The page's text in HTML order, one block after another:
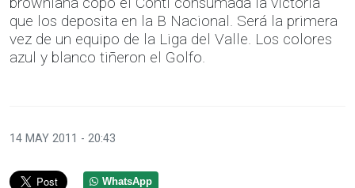
que los deposita en la B Nacional. Será la primera
vez de un equipo de la Liga del Valle. Los colores
azul y blanco tiñeron el Golfo.
14 MAY 2011 - 20:43
WhatsApp